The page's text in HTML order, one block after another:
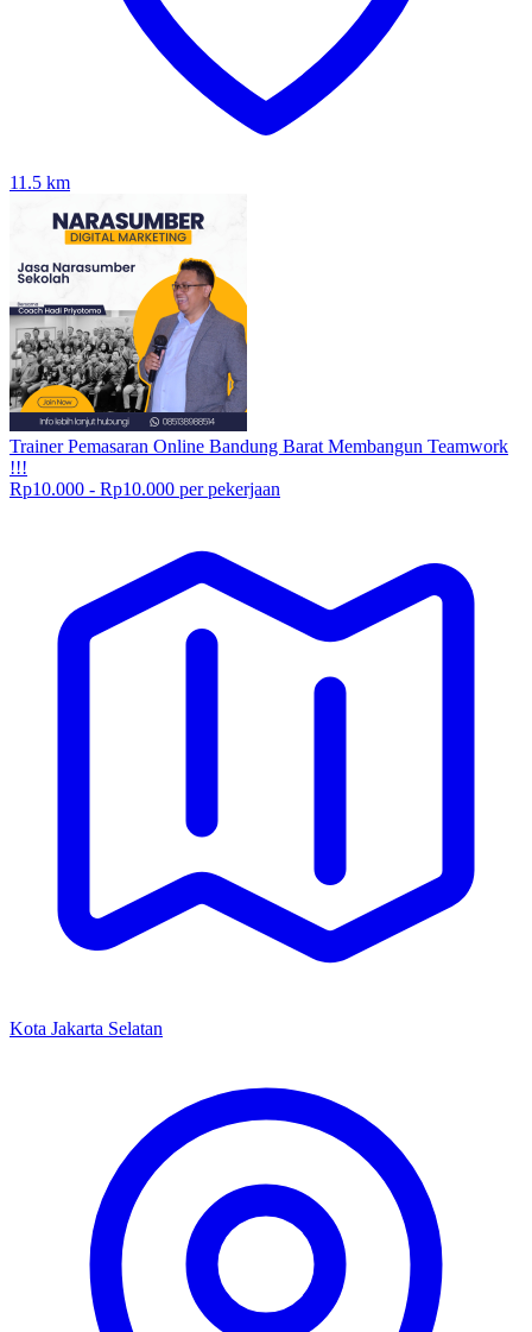
11.5 km
Trainer Pemasaran Online Bandung Barat Membangun Teamwork
!!!
Rp10.000 - Rp10.000 per pekerjaan
Kota Jakarta Selatan